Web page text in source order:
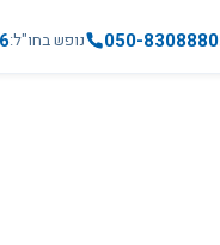
050-8308880 נופש בחו"ל